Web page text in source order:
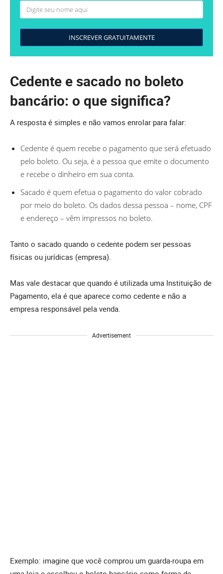
INSCREVER GRATUITAMENTE
Cedente e sacado no boleto
bancário: o que significa?
A resposta é simples e não vamos enrolar para falar:
Cedente é quem recebe o pagamento que será efetuado
pelo boleto. Ou seja, é a pessoa que emite o documento
e recebe o dinheiro em sua conta.
Sacado é quem efetua o pagamento do valor cobrado
por meio do boleto. Os dados dessa pessoa – nome, CPF
e endereço – vêm impressos no boleto.
Tanto o sacado quando o cedente podem ser pessoas
físicas ou jurídicas (empresa).
Mas vale destacar que quando é utilizada uma Instituição de
Pagamento, ela é que aparece como cedente e não a
empresa responsável pela venda.
Advertisement
Exemplo: imagine que você comprou um guarda-roupa em